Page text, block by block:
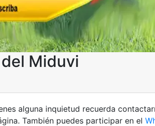
Miduvi
alguna inquietud recuerda
También puedes participar en el